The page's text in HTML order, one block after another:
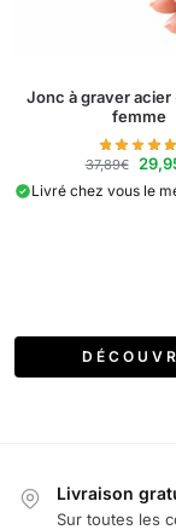
Jonc à graver acier
femme
37,89€
Livré chez vous le
D É C O U V
Livraison
Sur toutes les